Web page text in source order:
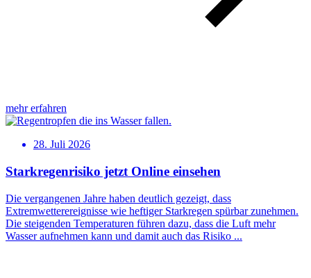
mehr erfahren
28. Juli 2026
Starkregenrisiko jetzt Online einsehen
Die vergangenen Jahre haben deutlich gezeigt, dass
Extremwetterereignisse wie heftiger Starkregen spürbar zunehmen.
Die steigenden Temperaturen führen dazu, dass die Luft mehr
Wasser aufnehmen kann und damit auch das Risiko ...